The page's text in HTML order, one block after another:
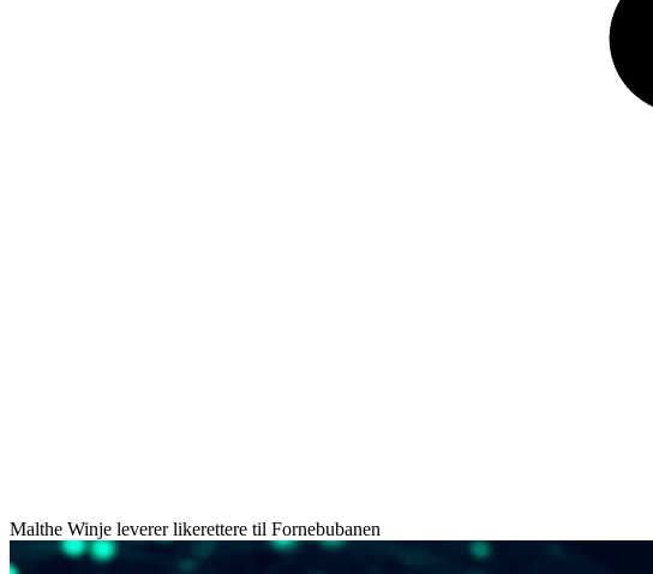
Malthe Winje leverer likerettere til Fornebubanen